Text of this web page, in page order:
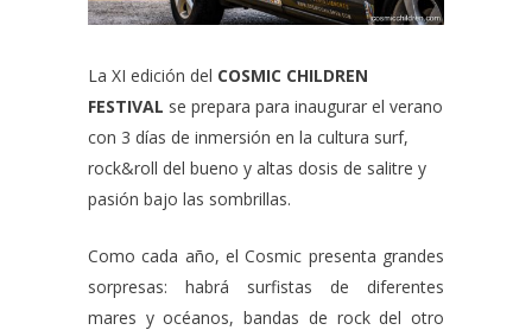
La XI edición del COSMIC CHILDREN
FESTIVAL se prepara para inaugurar el verano
con 3 días de inmersión en la cultura surf,
rock&roll del bueno y altas dosis de salitre y
pasión bajo las sombrillas.
Como cada año, el Cosmic presenta grandes
sorpresas: habrá surfistas de diferentes
mares y océanos, bandas de rock del otro